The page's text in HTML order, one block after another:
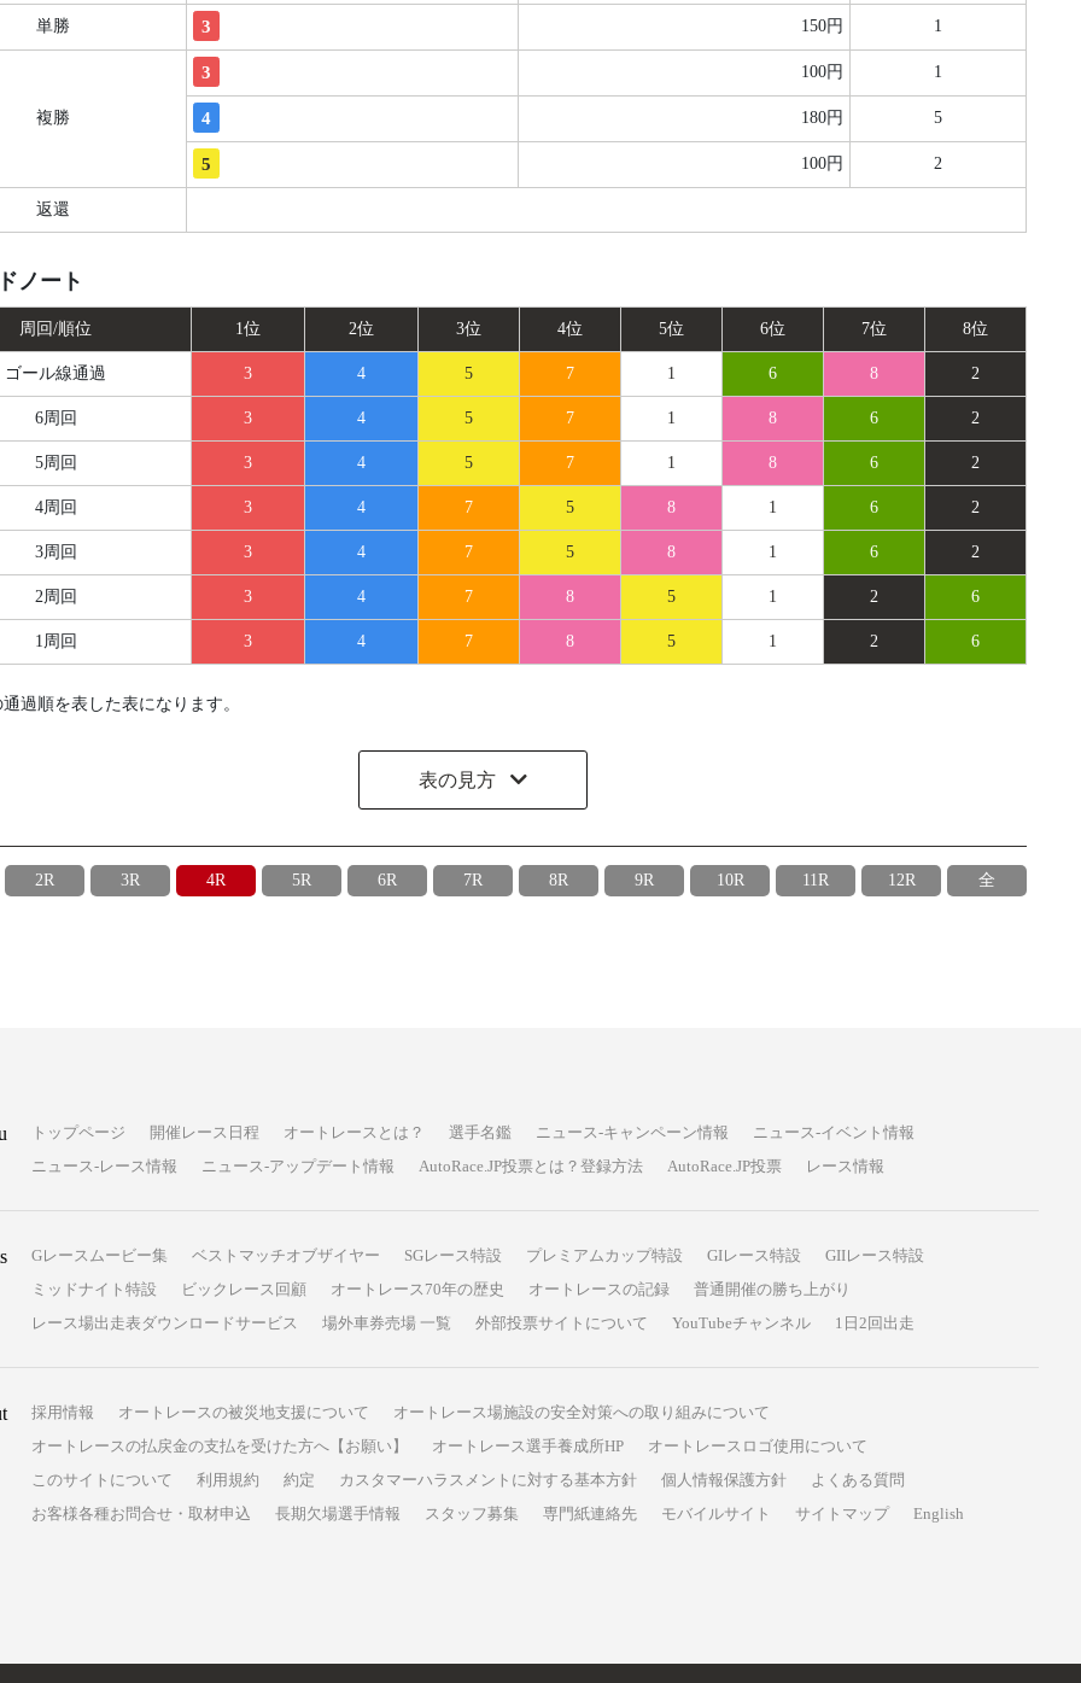
単勝 3 150円 1
複勝
3 100円 1
4 180円 5
5 100円 2
返還
ノート
周回/順位 1位 2位 3位 4位 5位 6位 7位 8位
ゴール線通過 3 4 5 7 1 6 8 2
6周回 3 4 5 7 1 8 6 2
5周回 3 4 5 7 1 8 6 2
4周回 3 4 7 5 8 1 6 2
3周回 3 4 7 5 8 1 6 2
2周回 3 4 7 8 5 1 2 6
1周回 3 4 7 8 5 1 2 6
過順を表した表になります。
表の見方
2R 3R 4R 5R 6R 7R 8R 9R 10R 11R 12R 全
トップページ 開催レース日程 オートレースとは？ 選手名鑑 ニュース-キャンペーン情報
ニュース-イベント情報
ニュース-レース情報
ニュース-アップデート情報 AutoRace.JP投票とは？登録方法 AutoRace.JP投票 レース情報
Gレースムービー集 ベストマッチオブザイヤー SGレース特設 プレミアムカップ特設 GIレース特設
GIIレース特設
ミッドナイト特設
ビックレース回顧 オートレース70年の歴史 オートレースの記録
普通開催の勝ち上がり
レース場出走表ダウンロードサービス
場外車券売場 一覧 外部投票サイトについて YouTubeチャンネル 1日2回出走
採用情報 オートレースの被災地支援について
オートレース場施設の安全対策への取り組みについて
オートレースの払戻金の支払を受けた方へ【お願い】
オートレース選手養成所HP
オートレースロゴ使用について
このサイトについて
利用規約 約定 カスタマーハラスメントに対する基本方針 個人情報保護方針
よくある質問
お客様各種お問合せ・取材申込
長期欠場選手情報 スタッフ募集 専門紙連絡先 モバイルサイト サイトマップ English